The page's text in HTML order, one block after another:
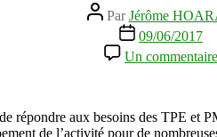
Auteur
de
l’article
ParJérôme
Date
de
l’article
09/06/2017
Un commentaire
répondre aux besoins des TPE
de l’activité pour de